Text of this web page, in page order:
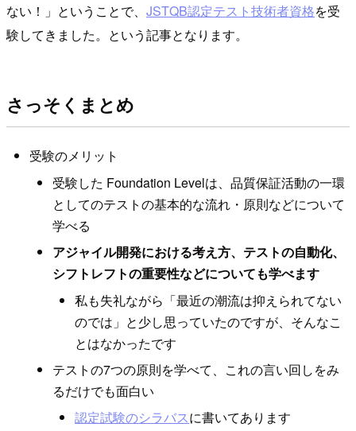
ない！」ということで、 JSTQB認定テスト技術者資格を受
験してきました。という記事となります。
さっそくまとめ
受験のメリット
受験した Foundation Levelは、品質保証活動の一環
としてのテストの基本的な流れ・原則などについて
学べる
アジャイル開発における考え方、テストの自動化、
シフトレフトの重要性などについても学べます
私も失礼ながら「最近の潮流は抑えられてない
のでは」と少し思っていたのですが、そんなこ
とはなかったです
テストの7つの原則を学べて、これの言い回しをみ
るだけでも面白い
認定試験のシラバスに書いてあります